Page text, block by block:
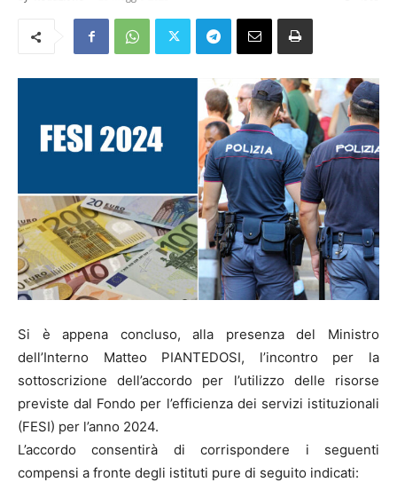
Si è appena concluso, alla presenza del Ministro
dell’Interno Matteo PIANTEDOSI, l’incontro per la
sottoscrizione dell’accordo per l’utilizzo delle risorse
previste dal Fondo per l’efficienza dei servizi istituzionali
(FESI) per l’anno 2024.
L’accordo consentirà di corrispondere i seguenti
compensi a fronte degli istituti pure di seguito indicati: